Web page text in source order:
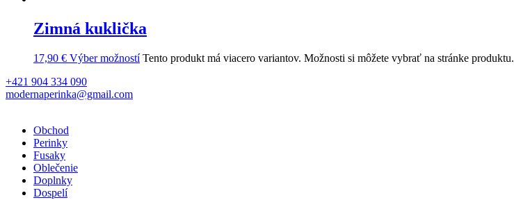
Zimná kuklička
17,90 € Výber možností Tento produkt má viacero variantov. Možnosti si môžete vybrať na stránke produktu.
+421 904 334 090
modernaperinka@gmail.com
Obchod
Perinky
Fusaky
Oblečenie
Doplnky
Dospelí